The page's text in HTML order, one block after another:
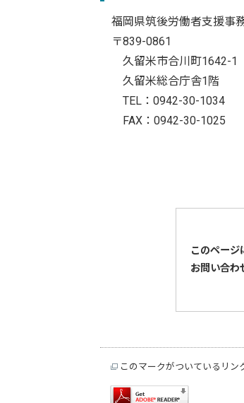
福岡県筑後労働者支援事
〒839-0861
久留米市合川町1642-1
久留米総合庁舎1階
TEL：0942-30-1034
FAX：0942-30-1025
このページ
お問い合わ
このマークがついているリン